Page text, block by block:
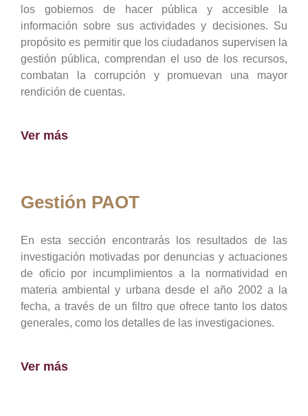
los gobiernos de hacer pública y accesible la
información sobre sus actividades y decisiones. Su
propósito es permitir que los ciudadanos supervisen la
gestión pública, comprendan el uso de los recursos,
combatan la corrupción y promuevan una mayor
rendición de cuentas.
Ver más
Gestión PAOT
En esta sección encontrarás los resultados de las
investigación motivadas por denuncias y actuaciones
de oficio por incumplimientos a la normatividad en
materia ambiental y urbana desde el año 2002 a la
fecha, a través de un filtro que ofrece tanto los datos
generales, como los detalles de las investigaciones.
Ver más